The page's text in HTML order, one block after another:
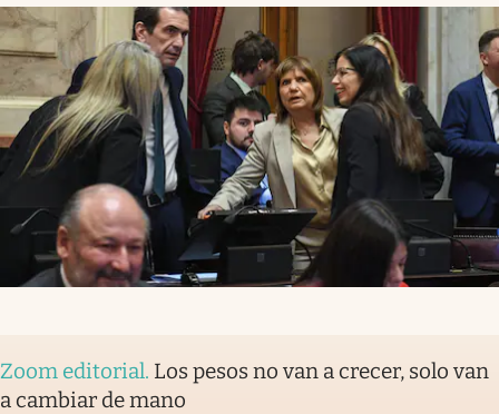
Zoom editorial. Los pesos no van a crecer, solo van
a cambiar de mano